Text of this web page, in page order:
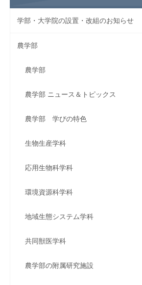
学部・大学院の設置・改組のお知らせ
農学部
農学部
農学部 ニュース＆トピックス
農学部 学びの特色
生物生産学科
応用生物科学科
環境資源科学科
地域生態システム学科
共同獣医学科
農学部の附属研究施設